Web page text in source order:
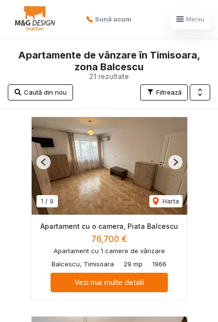
Sună acum Meniu
21 rezultate
Apartamente de vânzare în Timisoara,
zona Balcescu
Filtrează
Caută din nou
1 / 9 Harta
Previous Next
Apartament cu o camera, Piata Balcescu
76,700 €
Apartament cu 1 camere de vânzare
Balcescu, Timisoara
29 mp 1966
Vezi mai multe detalii